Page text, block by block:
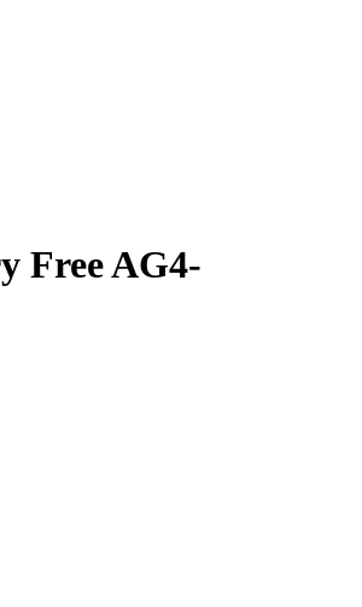
Free AG4-